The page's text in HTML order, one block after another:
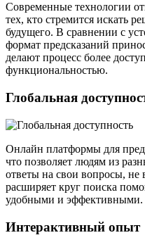
Современные технологии
тех, кто стремится искать
будущего. В сравнении с
формат предсказаний
делают процесс более
функциональностью.
Глобальная
Онлайн платформы для
что позволяет людям из
ответы на свои вопросы,
расширяет круг поиска
удобными и эффективными.
Интерактивный опыт